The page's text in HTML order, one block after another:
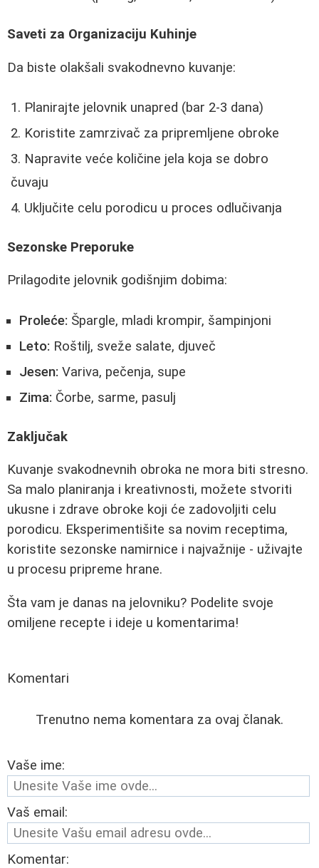
Saveti za Organizaciju Kuhinje
Da biste olakšali svakodnevno kuvanje:
Planirajte jelovnik unapred (bar 2-3 dana)
Koristite zamrzivač za pripremljene obroke
Napravite veće količine jela koja se dobro
čuvaju
Uključite celu porodicu u proces odlučivanja
Sezonske Preporuke
Prilagodite jelovnik godišnjim dobima:
Proleće: Špargle, mladi krompir, šampinjoni
Leto: Roštilj, sveže salate, djuveč
Jesen: Variva, pečenja, supe
Zima: Čorbe, sarme, pasulj
Zaključak
Kuvanje svakodnevnih obroka ne mora biti stresno.
Sa malo planiranja i kreativnosti, možete stvoriti
ukusne i zdrave obroke koji će zadovoljiti celu
porodicu. Eksperimentišite sa novim receptima,
koristite sezonske namirnice i najvažnije - uživajte
u procesu pripreme hrane.
Šta vam je danas na jelovniku? Podelite svoje
omiljene recepte i ideje u komentarima!
Komentari
Trenutno nema komentara za ovaj članak.
Vaše ime:
Vaš email:
Komentar: